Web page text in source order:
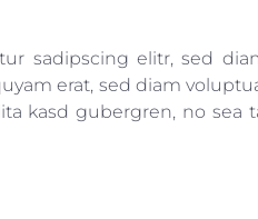
sadipscing elitr, sed
erat, sed diam
kasd gubergren, no sea